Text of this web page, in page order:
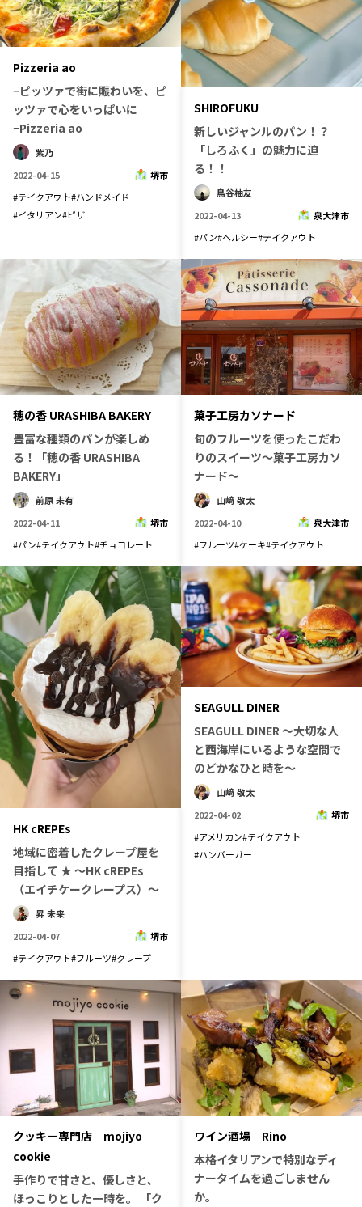
Pizzeria ao
−ピッツァで街に賑わいを、ピ
ッツァで心をいっぱいに
−Pizzeria ao
紫乃
2022-04-15
堺市
#テイクアウト#ハンドメイド
#イタリアン#ピザ
SHIROFUKU
新しいジャンルのパン！？
「しろふく」の魅力に迫
る！！
鳥谷柚友
2022-04-13
泉大津市
#パン#ヘルシー#テイクアウト
穂の香 URASHIBA BAKERY
豊富な種類のパンが楽しめ
る！「穂の香 URASHIBA
BAKERY」
前原 未有
2022-04-11
堺市
#パン#テイクアウト#チョコレート
菓子工房カソナード
旬のフルーツを使ったこだわ
りのスイーツ～菓子工房カソ
ナード～
山﨑 敬太
2022-04-10
泉大津市
#フルーツ#ケーキ#テイクアウト
HK cREPEs
地域に密着したクレープ屋を
目指して ★ 〜HK cREPEs
（エイチケークレープス）〜
昇 未来
2022-04-07
堺市
#テイクアウト#フルーツ#クレープ
SEAGULL DINER
SEAGULL DINER ～大切な人
と西海岸にいるような空間で
のどかなひと時を～
山﨑 敬太
2022-04-02
堺市
#アメリカン#テイクアウト
#ハンバーガー
クッキー専門店 mojiyo
cookie
手作りで甘さと、優しさと、
ほっこりとした一時を。 「ク
ワイン酒場 Rino
本格イタリアンで特別なディ
ナータイムを過ごしません
か。